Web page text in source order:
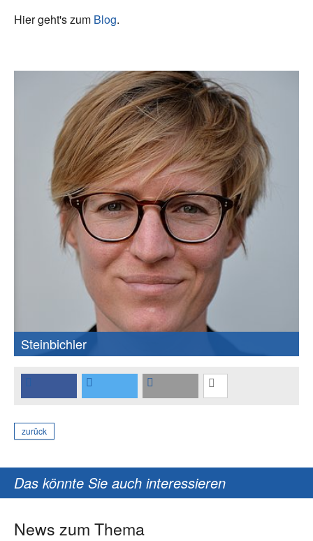
Hier geht's zum Blog.
Steinbichler
zurück
Das könnte Sie auch interessieren
News zum Thema